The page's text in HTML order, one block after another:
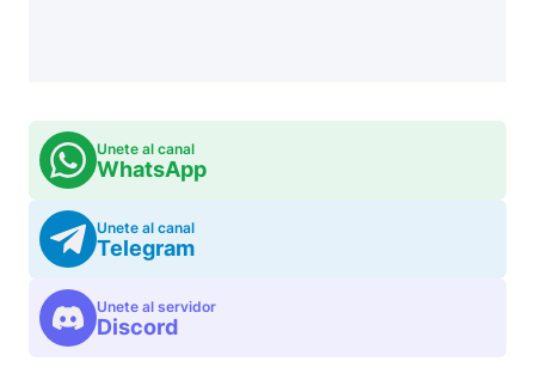
Unete al canal
WhatsApp
Unete al canal
Telegram
Unete al servidor
Discord